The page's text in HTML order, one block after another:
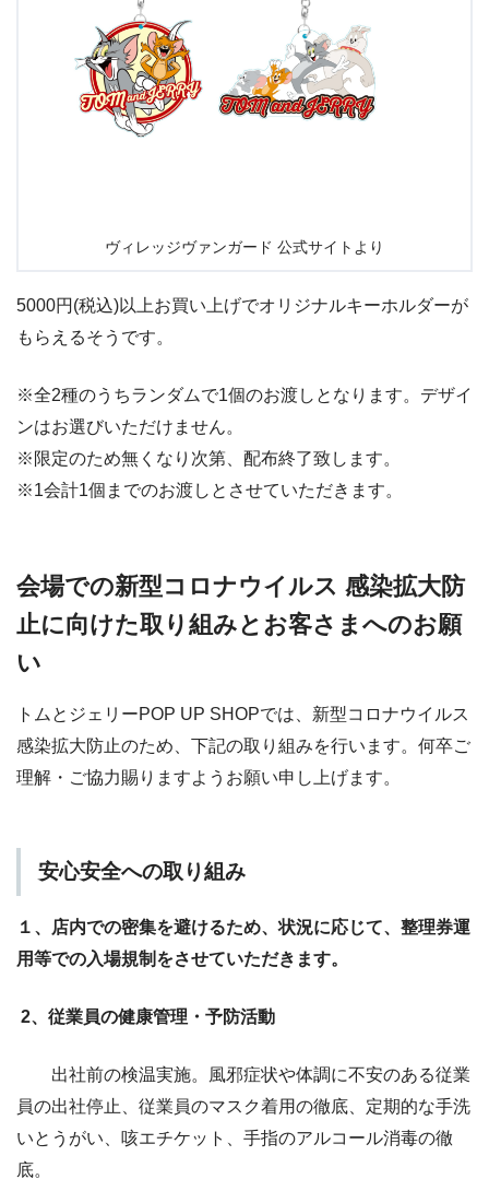
ヴィレッジヴァンガード 公式サイトより
5000円(税込)以上お買い上げでオリジナルキーホルダーが
もらえるそうです。
※全2種のうちランダムで1個のお渡しとなります。デザイ
ンはお選びいただけません。
※限定のため無くなり次第、配布終了致します。
※1会計1個までのお渡しとさせていただきます。
会場での新型コロナウイルス 感染拡大防
止に向けた取り組みとお客さまへのお願
い
トムとジェリーPOP UP SHOPでは、新型コロナウイルス
感染拡大防止のため、下記の取り組みを行います。何卒ご
理解・ご協力賜りますようお願い申し上げます。
安心安全への取り組み
１、店内での密集を避けるため、状況に応じて、整理券運
用等での入場規制をさせていただきます。
2、従業員の健康管理・予防活動
出社前の検温実施。風邪症状や体調に不安のある従業
員の出社停止、従業員のマスク着用の徹底、定期的な手洗
いとうがい、咳エチケット、手指のアルコール消毒の徹
底。